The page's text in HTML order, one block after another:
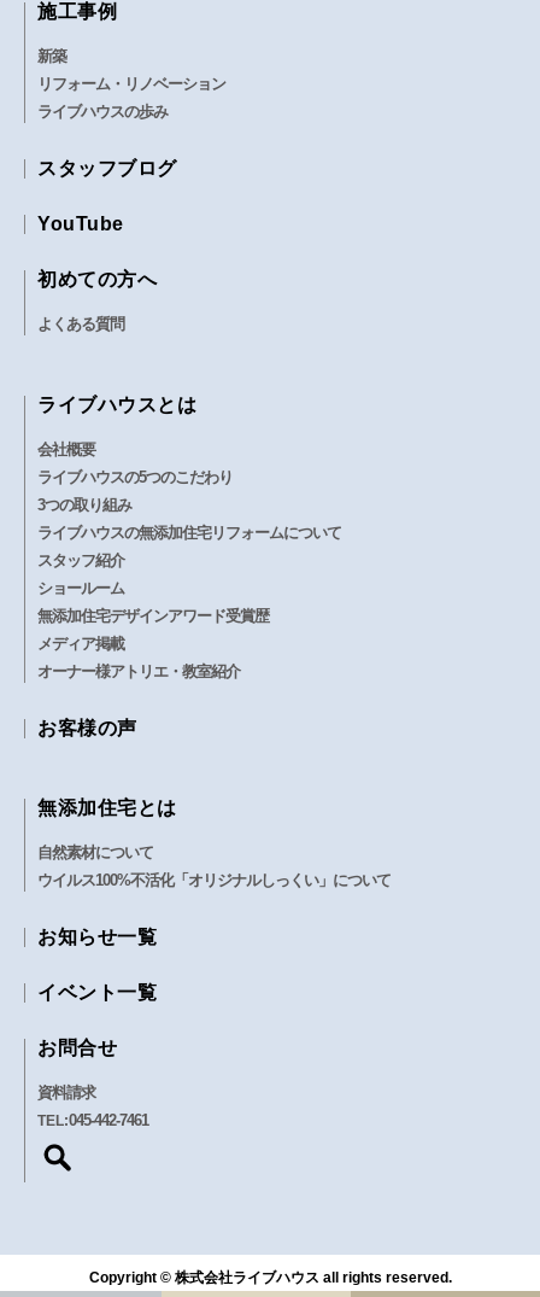
施工事例
新築
リフォーム・リノベーション
ライブハウスの歩み
スタッフブログ
YouTube
初めての方へ
よくある質問
ライブハウスとは
会社概要
ライブハウスの5つのこだわり
3つの取り組み
ライブハウスの無添加住宅リフォームについて
スタッフ紹介
ショールーム
無添加住宅デザインアワード受賞歴
メディア掲載
オーナー様アトリエ・教室紹介
お客様の声
無添加住宅とは
自然素材について
ウイルス100%不活化「オリジナルしっくい」について
お知らせ一覧
イベント一覧
お問合せ
資料請求
TEL:045-442-7461
Copyright © 株式会社ライブハウス all rights reserved.